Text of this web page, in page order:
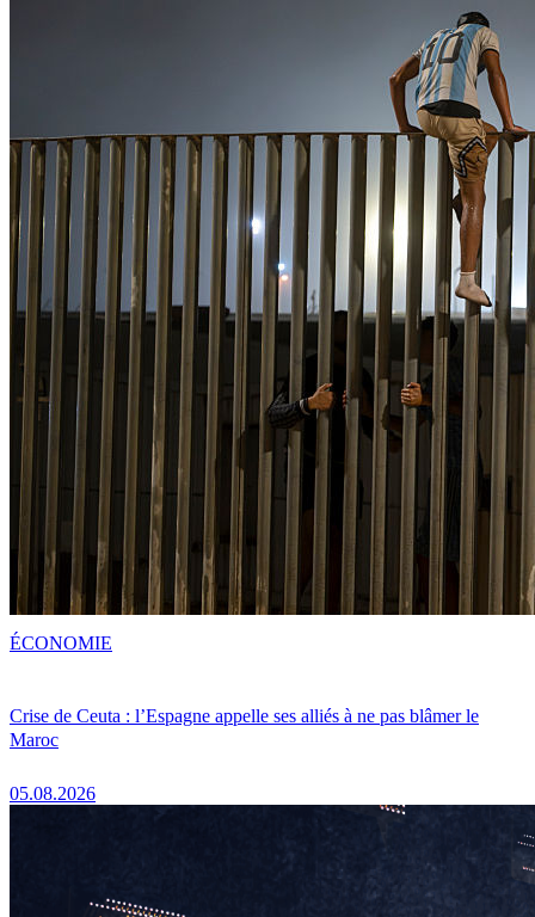
Crise de Ceuta : l’Espagne appelle ses alliés à ne pas blâmer le
Maroc
05.08.2026
ÉCONOMIE